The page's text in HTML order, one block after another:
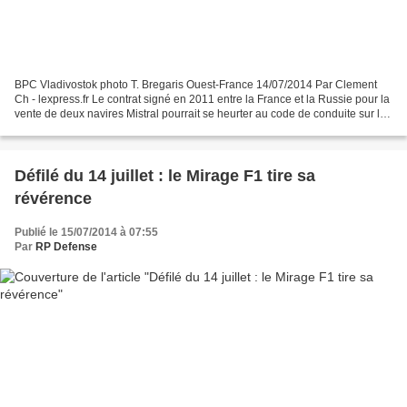
BPC Vladivostok photo T. Bregaris Ouest-France 14/07/2014 Par Clement
Ch - lexpress.fr Le contrat signé en 2011 entre la France et la Russie pour la
vente de deux navires Mistral pourrait se heurter au code de conduite sur les
Défilé du 14 juillet : le Mirage F1 tire sa
révérence
Publié le 15/07/2014 à 07:55
Par RP Defense